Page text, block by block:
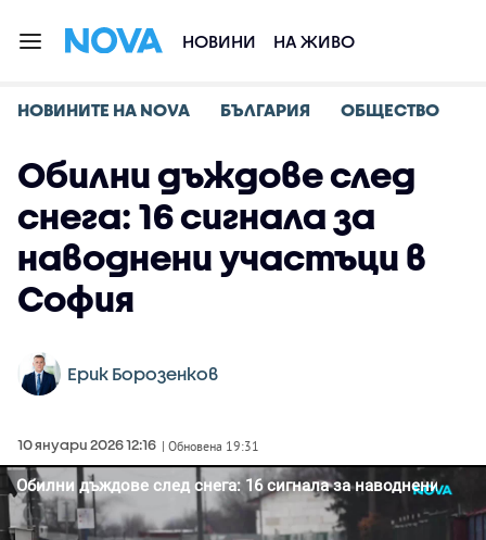
НОВИНИ НА ЖИВО
НОВИНИТЕ НА NOVA БЪЛГАРИЯ ОБЩЕСТВО
Обилни дъждове след
снега: 16 сигнала за
наводнени участъци в
София
Ерик Борозенков
10 януари 2026 12:16 | Обновена 19:31